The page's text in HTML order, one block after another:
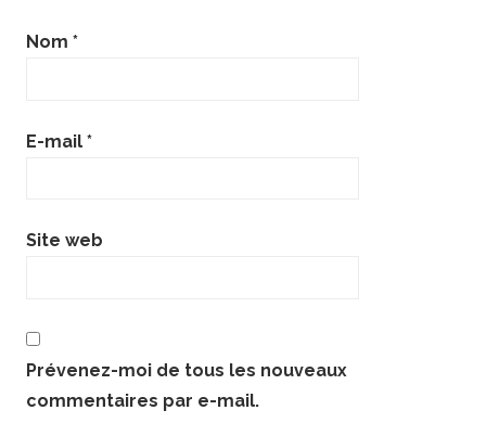
Nom *
E-mail *
Site web
Prévenez-moi de tous les nouveaux
commentaires par e-mail.